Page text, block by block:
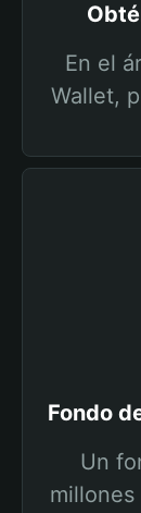
En el
Wallet,
Fondo
Un
millones